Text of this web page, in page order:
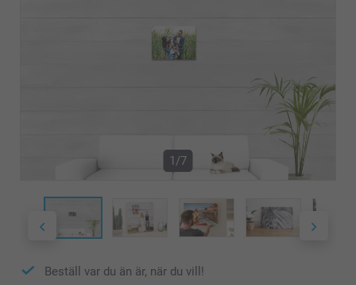
1/7
Beställ var du än är, när du vill!